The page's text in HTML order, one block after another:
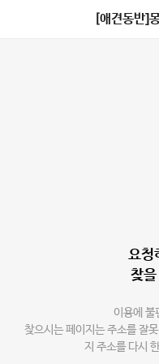
[애견동반]
요청
찾
이용에 불
찾으시는 페이지는 주소를 잘
지 주소를 다시